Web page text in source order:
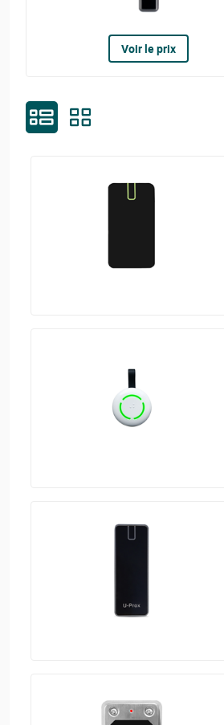
Voir le prix